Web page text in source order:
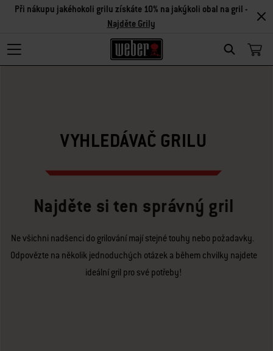
Search
Při nákupu jakéhokoli grilu získáte 10% na jakýkoli obal na gril -
Najděte Grily
VYHLEDÁVAČ GRILU
Najděte si ten správný gril
Ne všichni nadšenci do grilování mají stejné touhy nebo požadavky.
Odpovězte na několik jednoduchých otázek a během chvilky najdete
ideální gril pro své potřeby!